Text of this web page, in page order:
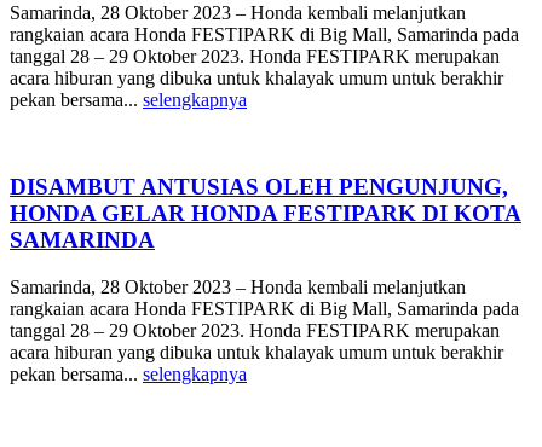
Samarinda, 28 Oktober 2023 – Honda kembali melanjutkan
rangkaian acara Honda FESTIPARK di Big Mall, Samarinda pada
tanggal 28 – 29 Oktober 2023. Honda FESTIPARK merupakan
acara hiburan yang dibuka untuk khalayak umum untuk berakhir
pekan bersama... selengkapnya
DISAMBUT ANTUSIAS OLEH PENGUNJUNG,
HONDA GELAR HONDA FESTIPARK DI KOTA
SAMARINDA
Samarinda, 28 Oktober 2023 – Honda kembali melanjutkan
rangkaian acara Honda FESTIPARK di Big Mall, Samarinda pada
tanggal 28 – 29 Oktober 2023. Honda FESTIPARK merupakan
acara hiburan yang dibuka untuk khalayak umum untuk berakhir
pekan bersama... selengkapnya